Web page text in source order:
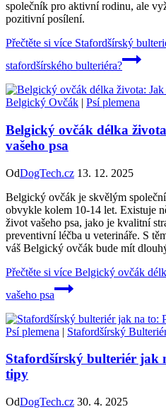
společník pro aktivní rodinu, ale
pozitivní posílení.
Přečtěte si více Stafordšírský
stafordšírského bulteriéra?
Belgický Ovčák | Psí plemena
Belgický ovčák délka
vašeho psa
OdDogTech.cz 13. 12. 2025
Belgický ovčák je skvělým
obvykle kolem 10-14 let. Existuje
život vašeho psa, jako je kvalitní
preventivní léčba u veterináře. S
váš Belgický ovčák bude mít
Přečtěte si více Belgický ovčák
vašeho psa
Psí plemena | Stafordšírský
Stafordšírský bulteriér jak
tipy
OdDogTech.cz 30. 4. 2025